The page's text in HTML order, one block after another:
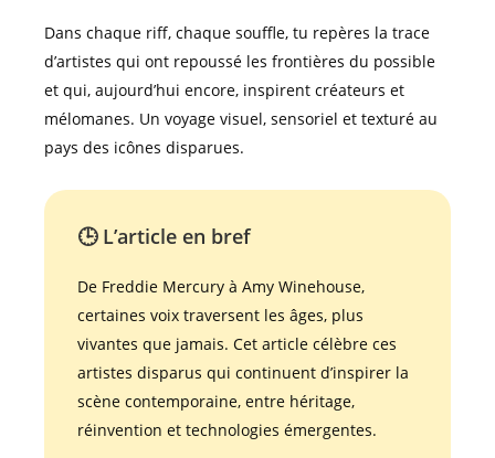
Dans chaque riff, chaque souffle, tu repères la trace
d’artistes qui ont repoussé les frontières du possible
et qui, aujourd’hui encore, inspirent créateurs et
mélomanes. Un voyage visuel, sensoriel et texturé au
pays des icônes disparues.
🕒 L’article en bref
De Freddie Mercury à Amy Winehouse,
certaines voix traversent les âges, plus
vivantes que jamais. Cet article célèbre ces
artistes disparus qui continuent d’inspirer la
scène contemporaine, entre héritage,
réinvention et technologies émergentes.